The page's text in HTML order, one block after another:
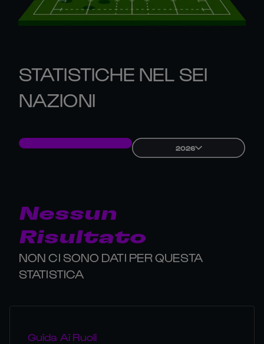
STATISTICHE NEL SEI
NAZIONI
2026
Nessun
Risultato
NON CI SONO DATI PER QUESTA
STATISTICA
Guida Ai Ruoli